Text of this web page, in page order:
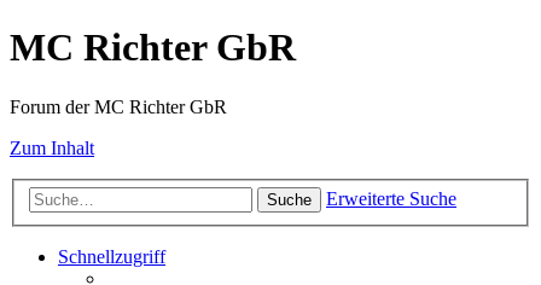
MC Richter GbR
Forum der MC Richter GbR
Zum Inhalt
Suche Erweiterte Suche
Schnellzugriff